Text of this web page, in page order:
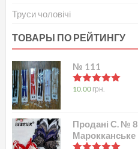
Труси чоловічі
ТОВАРЫ ПО РЕЙТИНГУ
№ 111
в 5.00 з 5
10.00 грн.
Продані С. №